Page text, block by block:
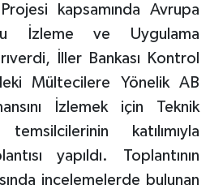
kapsamında Avrupa
İzleme ve Uygulama
İller Bankası Kontrol
Mültecilere Yönelik AB
İzlemek için Teknik
katılımıyla
yapıldı. Toplantının
incelemelerde bulunan